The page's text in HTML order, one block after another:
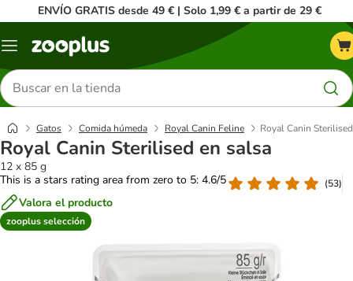
ENVÍO GRATIS desde 49 € | Solo 1,99 € a partir de 29 €
Menú
Buscar
productos
Gatos Comida húmeda Royal Canin Feline Royal Canin
Royal Canin Sterilised en salsa
12 x 85 g
This is a stars rating area from zero to 5: 4.6/5
(53)
Valora el producto
zooplus selección